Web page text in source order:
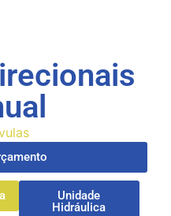
Unidade
Hidráulica